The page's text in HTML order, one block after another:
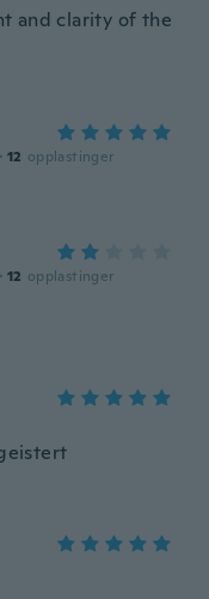
and clarity of the
· 12 opplastinger
· 12 opplastinger